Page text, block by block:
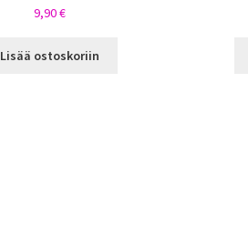
9,90€
Lisää ostoskoriin